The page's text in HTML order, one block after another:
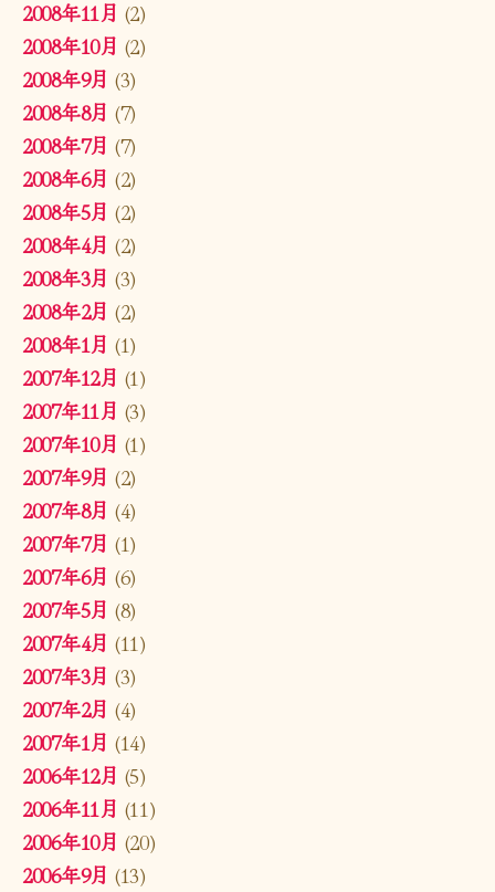
2008年11月 (2)
2008年10月 (2)
2008年9月 (3)
2008年8月 (7)
2008年7月 (7)
2008年6月 (2)
2008年5月 (2)
2008年4月 (2)
2008年3月 (3)
2008年2月 (2)
2008年1月 (1)
2007年12月 (1)
2007年11月 (3)
2007年10月 (1)
2007年9月 (2)
2007年8月 (4)
2007年7月 (1)
2007年6月 (6)
2007年5月 (8)
2007年4月 (11)
2007年3月 (3)
2007年2月 (4)
2007年1月 (14)
2006年12月 (5)
2006年11月 (11)
2006年10月 (20)
2006年9月 (13)